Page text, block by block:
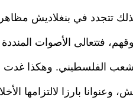
تتجدد في بنغلاديش
فتتعالى الأصوات
الفلسطيني. وهكذا غدت
وعنوانا بارزا لالتزامها